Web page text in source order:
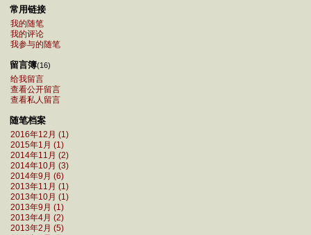
常用链接
我的随笔
我的评论
我参与的随笔
留言簿(16)
给我留言
查看公开留言
查看私人留言
随笔档案
2016年12月 (1)
2015年1月 (1)
2014年11月 (2)
2014年10月 (3)
2014年9月 (6)
2013年11月 (1)
2013年10月 (1)
2013年9月 (1)
2013年4月 (2)
2013年2月 (5)